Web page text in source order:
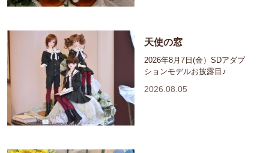
天使の窓
2026年8月7日(金）SDアダプ
ションモデルお披露目♪
2026.08.05